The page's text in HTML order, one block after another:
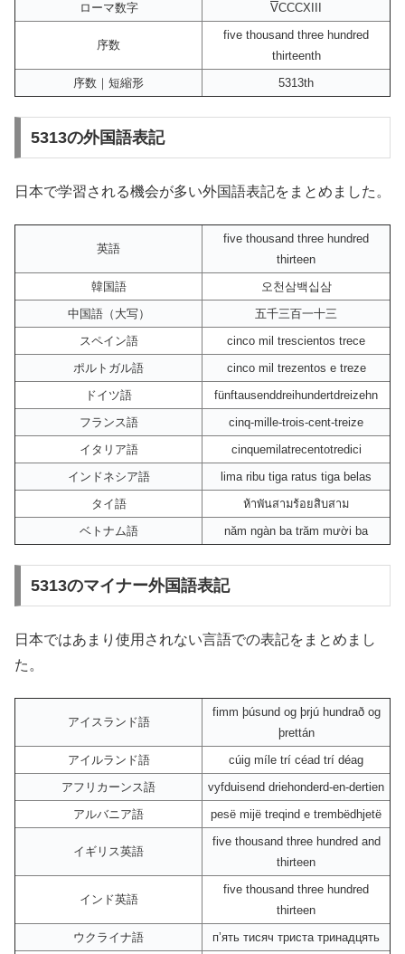
ローマ数字 VCCCXIII
序数
five thousand three hundred
thirteenth
序数｜短縮形
5313th
5313の外国語表記
日本で学習される機会が多い外国語表記をまとめました。
英語
five thousand three hundred
thirteen
韓国語
오천삼백십삼
中国語（大写）
五千三百一十三
スペイン語
cinco mil trescientos trece
ポルトガル語
cinco mil trezentos e treze
ドイツ語
fünftausenddreihundertdreizehn
フランス語
cinq-mille-trois-cent-treize
イタリア語
cinquemilatrecentotredici
インドネシア語
lima ribu tiga ratus tiga belas
タイ語
ห้าพันสามร้อยสิบสาม
ベトナム語
năm ngàn ba trăm mười ba
5313のマイナー外国語表記
日本ではあまり使用されない言語での表記をまとめまし
た。
アイスランド語
fimm þúsund og þrjú hundrað og
þrettán
アイルランド語
cúig míle trí céad trí déag
アフリカーンス語
vyfduisend driehonderd-en-dertien
アルバニア語
pesë mijë treqind e trembëdhjetë
イギリス英語
five thousand three hundred and
thirteen
インド英語
five thousand three hundred
thirteen
ウクライナ語
пʼять тисяч триста тринадцять